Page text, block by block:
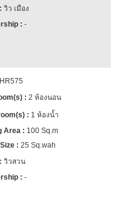
วิว เมือง
-
HR575
2 ห้องนอน
1 ห้องน้ำ
100 Sq.m
25 Sq.wah
วิวสวน
-